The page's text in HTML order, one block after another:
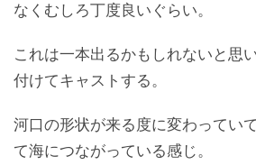
なくむしろ丁度良いぐらい。
これは一本出るかもしれないと思
付けてキャストする。
河口の形状が来る度に変わってい
て海につながっている感じ。